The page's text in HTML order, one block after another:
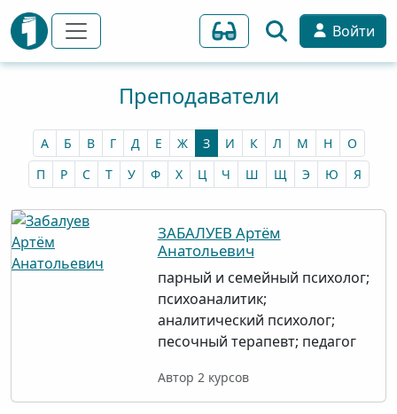
Войти
Преподаватели
А Б В Г Д Е Ж З И К Л М Н
О
П
Р С Т У Ф Х Ц Ч Ш Щ Э Ю Я
ЗАБАЛУЕВ Артём
Анатольевич
парный и семейный психолог;
психоаналитик;
аналитический психолог;
песочный терапевт; педагог
Автор 2 курсов